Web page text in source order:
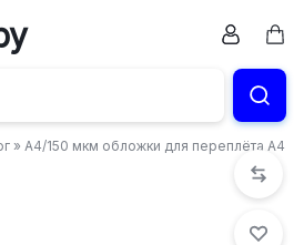
» А4/150 мкм обложки для переплёта А4